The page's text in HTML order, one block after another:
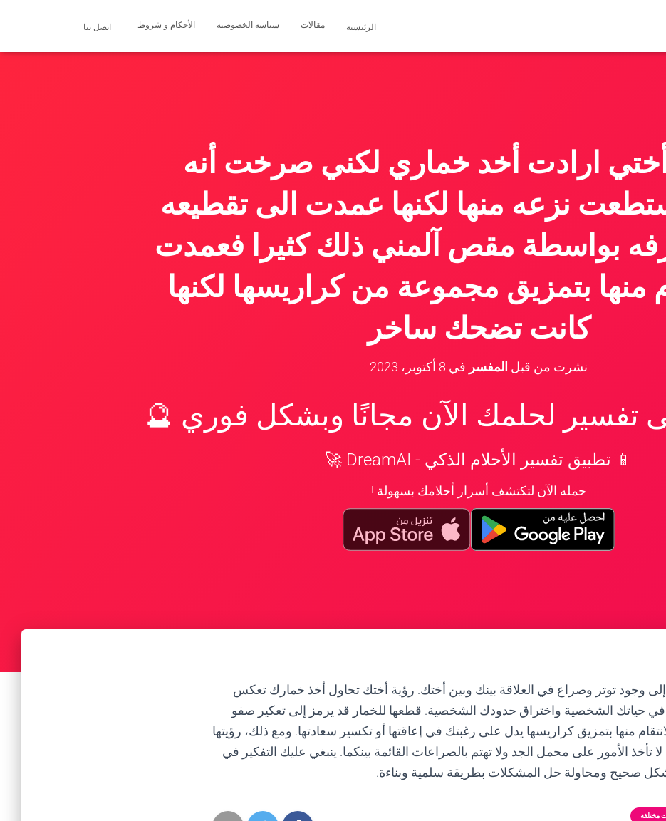
الرئيسية مقالات سياسة الخصوصية الأحكام و شروط اتصل بنا
ارادت أخد خماري لكني صرخت أنه
نزعه منها لكنها عمدت الى تقطيعه
بواسطة مقص آلمني ذلك كثيرا فعمدت
منها بتمزيق مجموعة من كراريسها لكنها
كانت تضحك ساخر
نشرت من قبل المفسر في 8 أكتوبر، 2023
تفسير لحلمك الآن مجانًا وبشكل فوري 🔮
📱 تطبيق تفسير الأحلام الذكي - DreamAI 🚀
حمله الآن لتكتشف أسرار أحلامك بسهولة !
وجود توتر وصراع في العلاقة بينك وبين أختك. رؤية أختك تحاول أخذ خمارك تعكس
في حياتك الشخصية واختراق حدودك الشخصية. قطعها للخمار قد يرمز إلى تعكير صفو
منها بتمزيق كراريسها يدل على رغبتك في إعاقتها أو تكسير سعادتها. ومع ذلك، رؤيتها
تأخذ الأمور على محمل الجد ولا تهتم بالصراعات القائمة بينكما. ينبغي عليك التفكير في
صحيح ومحاولة حل المشكلات بطريقة سلمية وبناءة.
مختلفة